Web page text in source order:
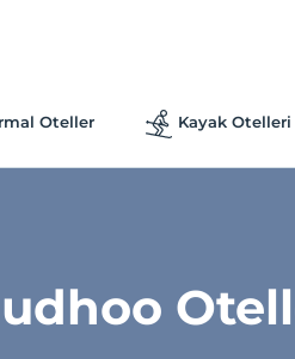
Oteller Kayak Otelleri